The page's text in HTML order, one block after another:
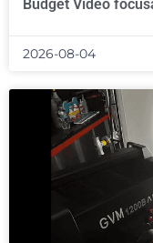
Budget Video
2026-08-04